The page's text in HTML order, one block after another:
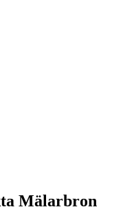
Mälarbron